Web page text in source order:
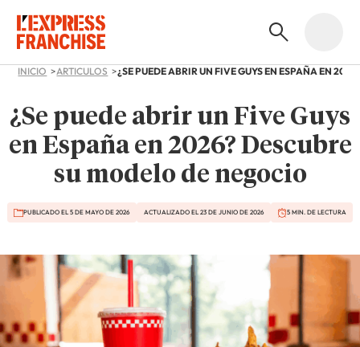
INICIO ARTICULOS
¿Se puede abrir un Five Guys
en España en 2026? Descubre
su modelo de negocio
PUBLICADO EL 5 DE MAYO DE 2026 ACTUALIZADO EL 23 DE JUNIO DE 2026 5 MIN. DE LECTURA